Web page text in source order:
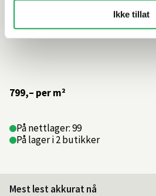
Ikke tillat
799,– per m²
På nettlager: 99
På lager i 2 butikker
Mest lest akkurat nå